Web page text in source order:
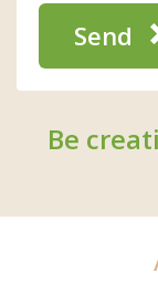
Send
Be